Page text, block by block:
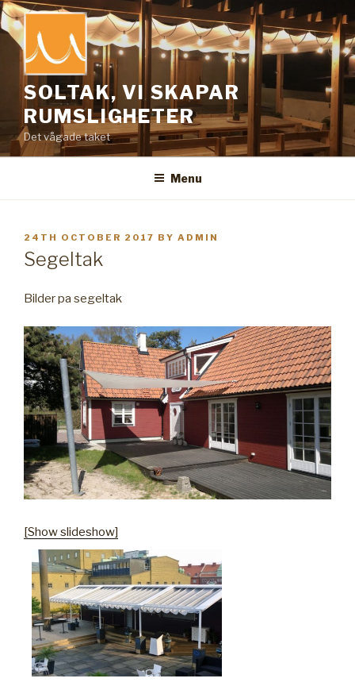
Skip
to
content
SOLTAK, VI SKAPAR
RUMSLIGHETER
Det vågade taket
Menu
POSTED
ON
24TH OCTOBER 2017 BY ADMIN
Segeltak
Bilder pa segeltak
[Show slideshow]